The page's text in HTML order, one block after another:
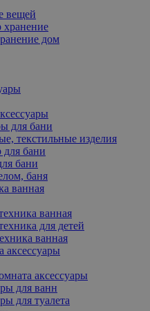
вещей
хранение
дом
для бани
текстильные изделия
для бани
бани
баня
ванная
ванная
для детей
ванная
аксессуары
аксессуары
для ванн
для туалета